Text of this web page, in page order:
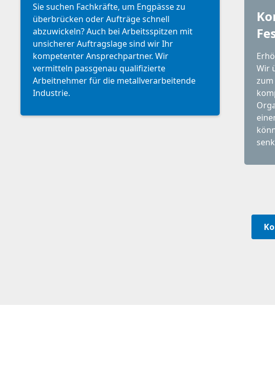
Sie suchen Fachkräfte, um Engpässe zu
überbrücken oder Aufträge schnell
abzuwickeln? Auch bei Arbeitsspitzen mit
unsicherer Auftragslage sind wir Ihr
kompetenter Ansprechpartner. Wir
vermitteln passgenau qualifizierte
Arbeitnehmer für die metallverarbeitende
Industrie.
Wir